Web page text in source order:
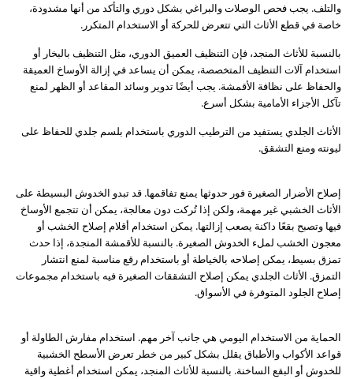
والتلف. يجب فحص الوصلات والبراغي بشكل دوري والتأكد من أنها مشدودة،
خاصة في قطع الأثاث التي تتعرض للحركة أو الاستخدام المتكرر.
بالنسبة للأثاث المنجد، فإن التنظيف العميق الدوري، مثل التنظيف بالبخار أو
استخدام آلات التنظيف المتخصصة، يمكن أن يساعد في إزالة الأوساخ العميقة
والحفاظ على نظافة الأقمشة. يجب أيضًا تدوير وسائد المقاعد أو الظهر لمنع
تآكل الأجزاء الأمامية بشكل أسرع.
الأثاث الجلدي يستفيد من الترطيب الدوري باستخدام بلسم جلدي للحفاظ على
ليونته ومنع التشقق.
إصلاح الأضرار الصغيرة فور حدوثها يمنع تفاقمها. قد تبدو الخدوش البسيطة على
الأثاث الخشبي غير مهمة، ولكن إذا تُركت دون معالجة، يمكن أن تتجمع الأوساخ
فيها وتصبح بقعًا داكنة يصعب إزالتها. يمكن استخدام أقلام إصلاح الخشب أو
معجون الخشب لملء الخدوش الصغيرة. بالنسبة للأقمشة المنجدة، إذا حدث
تمزق بسيط، يمكن إصلاحه بالخياطة أو باستخدام رقع مناسبة لمنع انتشار
التمزق. الأثاث الجلدي يمكن إصلاح التشققات الصغيرة فيه باستخدام مجموعات
إصلاح الجلود المتوفرة في الأسواق.
الحماية من الاستخدام اليومي هي جانب آخر مهم. استخدام مفارش الطاولة أو
قواعد الأكواب والأطباق يقلل بشكل كبير من خطر تعرض الأسطح الخشبية
للخدوش أو البقع الساخنة. بالنسبة للأثاث المنجد، يمكن استخدام أغطية واقية